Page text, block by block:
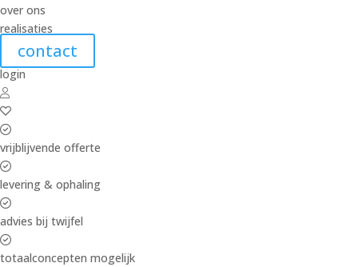
over ons
realisaties
contact
login
vrijblijvende offerte
levering & ophaling
advies bij twijfel
totaalconcepten mogelijk